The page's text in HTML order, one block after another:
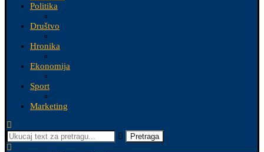
Politika
Društvo
Hronika
Ekonomija
Sport
Marketing
Pretraga